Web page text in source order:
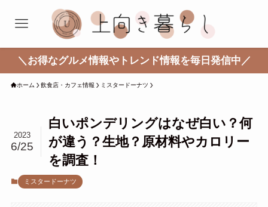
＼お得なグルメ情報やトレンド情報を毎日発信中／
ホーム 飲食店・カフェ情報 ミスタードーナツ
白いポンデリングはなぜ白い？何
が違う？生地？原材料やカロリー
を調査！
2023
6/25
ミスタードーナツ